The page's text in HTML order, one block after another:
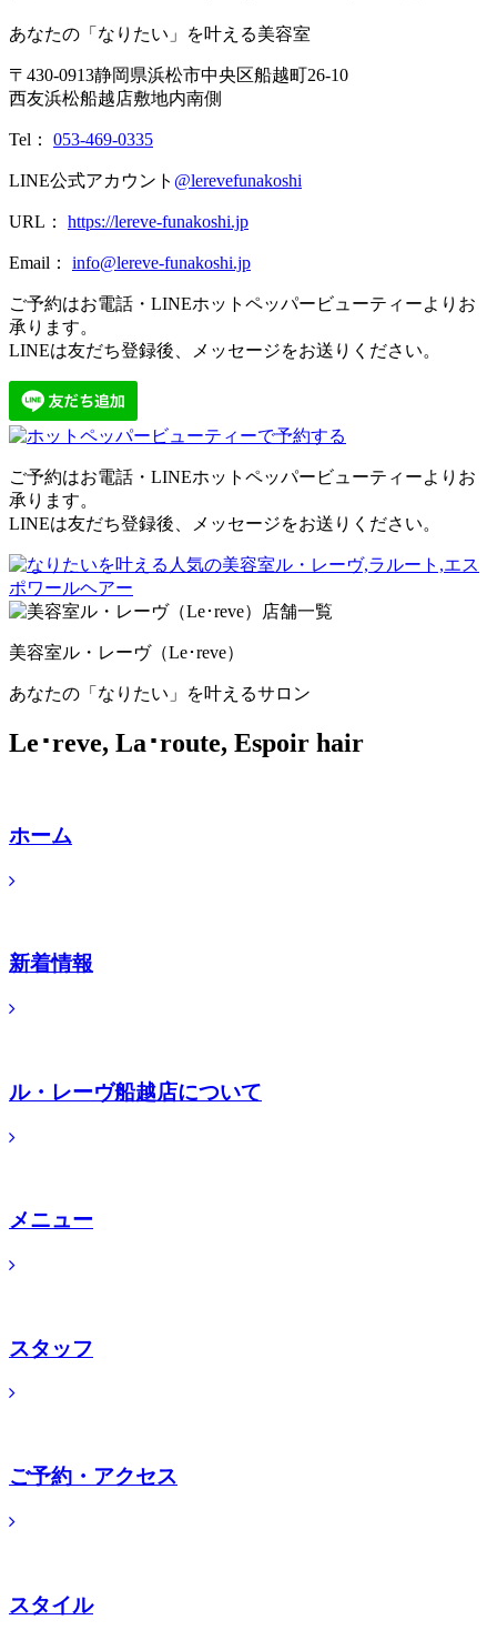
あなたの「なりたい」を叶える美容室
〒 430-0913静岡県浜松市中央区船越町26-10
西友浜松船越店敷地内南側
Tel： 053-469-0335
LINE公式アカウント @lerevefunakoshi
URL： https://lereve-funakoshi.jp
Email： info@lereve-funakoshi.jp
ご予約はお電話・LINEホットペッパービューティーよりお
承ります。
LINEは友だち登録後、メッセージをお送りください。
ご予約はお電話・LINEホットペッパービューティーよりお
承ります。
LINEは友だち登録後、メッセージをお送りください。
美容室ル・レーヴ（Le･reve）
あなたの「なりたい」を叶えるサロン
Le･reve, La･route, Espoir hair
ホーム
新着情報
ル・レーヴ船越店について
メニュー
スタッフ
ご予約・アクセス
スタイル